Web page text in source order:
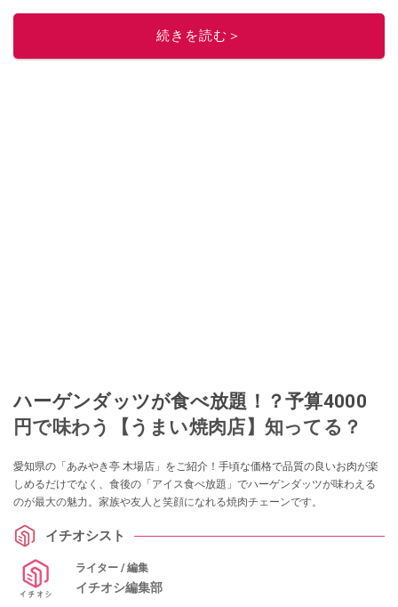
続きを読む＞
ハーゲンダッツが食べ放題！？予算4000
円で味わう【うまい焼肉店】知ってる？
愛知県の「あみやき亭 木場店」をご紹介！手頃な価格で品質の良いお肉が楽
しめるだけでなく、食後の「アイス食べ放題」でハーゲンダッツが味わえる
のが最大の魅力。家族や友人と笑顔になれる焼肉チェーンです。
イチオシスト
ライター / 編集
イチオシ編集部